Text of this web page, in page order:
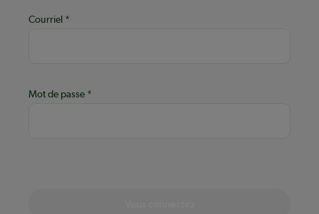
Courriel
Mot de passe